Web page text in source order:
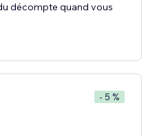
décompte quand vous
- 5 %